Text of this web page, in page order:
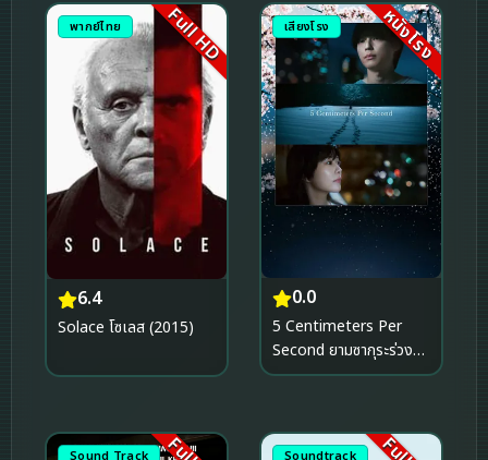
พากย์ไทย Full HD
6.4
Solace โซเลส (2015)
เสียงโรง หนังโรง
0.0
5 Centimeters Per
Second ยามซากุระร่วง
โรย (2026)
Sound Track Soundtrack